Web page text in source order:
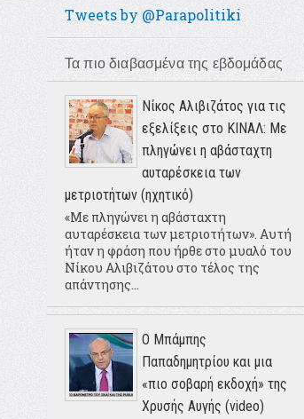
Tweets by @Parapolitiki
Τα πιο διαβασμένα της εβδομάδας
Νίκος Αλιβιζάτος για τις
εξελίξεις στο ΚΙΝΑΛ: Με
πληγώνει η αβάσταχτη
αυταρέσκεια των
μετριοτήτων (ηχητικό)
«Με πληγώνει η αβάσταχτη
αυταρέσκεια των μετριοτήτων». Αυτή
ήταν η φράση που ήρθε στο μυαλό του
Νίκου Αλιβιζάτου στο τέλος της
απάντησης...
Ο Μπάμπης
Παπαδημητρίου και μια
«πιο σοβαρή εκδοχή» της
Χρυσής Αυγής (video)